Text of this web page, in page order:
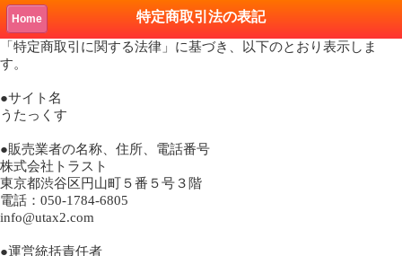
Home 特定商取引法の表記
「特定商取引に関する法律」に基づき、以下のとおり表示しま
す。
●サイト名
うたっくす
●販売業者の名称、住所、電話番号
株式会社トラスト
東京都渋谷区円山町５番５号３階
電話：050-1784-6805
info@utax2.com
●運営統括責任者